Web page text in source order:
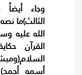
وجاء
الثالث)ما
الله عليه
القرآن